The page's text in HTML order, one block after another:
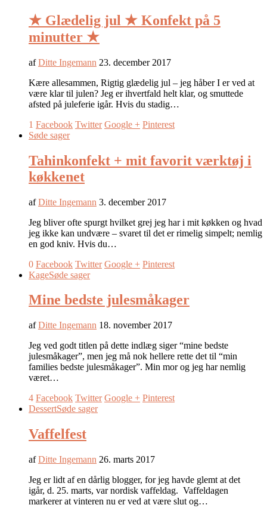
★ Glædelig jul ★ Konfekt på 5
minutter ★
afDitte Ingemann 23. december 2017
Kære allesammen, Rigtig glædelig jul – jeg håber I er ved at
være klar til julen? Jeg er ihvertfald helt klar, og smuttede
afsted på juleferie igår. Hvis du stadig…
1 Facebook Twitter Google + Pinterest
Søde sager
Tahinkonfekt + mit favorit værktøj i
køkkenet
afDitte Ingemann 3. december 2017
Jeg bliver ofte spurgt hvilket grej jeg har i mit køkken og hvad
jeg ikke kan undvære – svaret til det er rimelig simpelt; nemlig
en god kniv. Hvis du…
0 Facebook Twitter Google + Pinterest
KageSøde sager
Mine bedste julesmåkager
afDitte Ingemann 18. november 2017
Jeg ved godt titlen på dette indlæg siger “mine bedste
julesmåkager”, men jeg må nok hellere rette det til “min
families bedste julesmåkager”. Min mor og jeg har nemlig
været…
4 Facebook Twitter Google + Pinterest
DessertSøde sager
Vaffelfest
afDitte Ingemann 26. marts 2017
Jeg er lidt af en dårlig blogger, for jeg havde glemt at det
igår, d. 25. marts, var nordisk vaffeldag. Vaffeldagen
markerer at vinteren nu er ved at være slut og…